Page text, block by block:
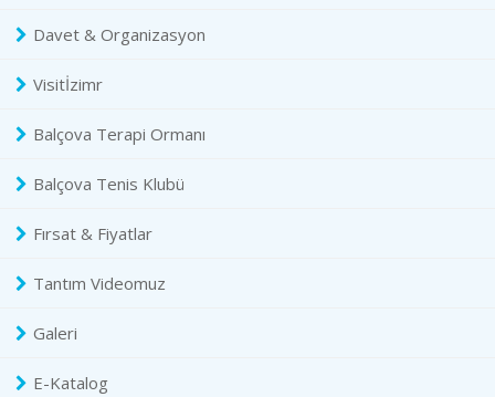
Davet & Organizasyon
Visitİzimr
Balçova Terapi Ormanı
Balçova Tenis Klubü
Fırsat & Fiyatlar
Tantım Videomuz
Galeri
E-Katalog